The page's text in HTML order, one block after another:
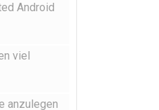
Android
viel
anzulegen